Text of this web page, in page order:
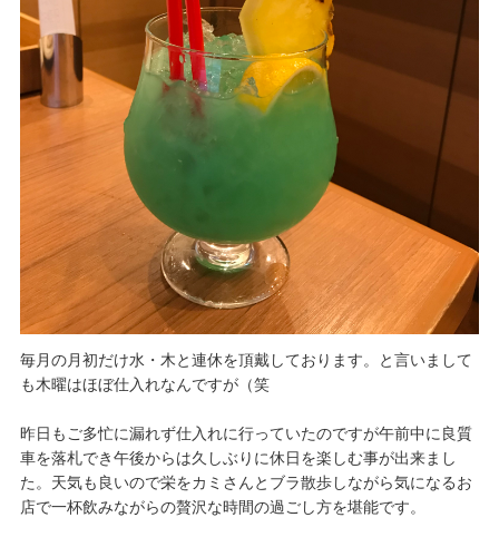
毎月の月初だけ水・木と連休を頂戴しております。と言いまして
も木曜はほぼ仕入れなんですが（笑
昨日もご多忙に漏れず仕入れに行っていたのですが午前中に良質
車を落札でき午後からは久しぶりに休日を楽しむ事が出来まし
た。天気も良いので栄をカミさんとブラ散歩しながら気になるお
店で一杯飲みながらの贅沢な時間の過ごし方を堪能です。